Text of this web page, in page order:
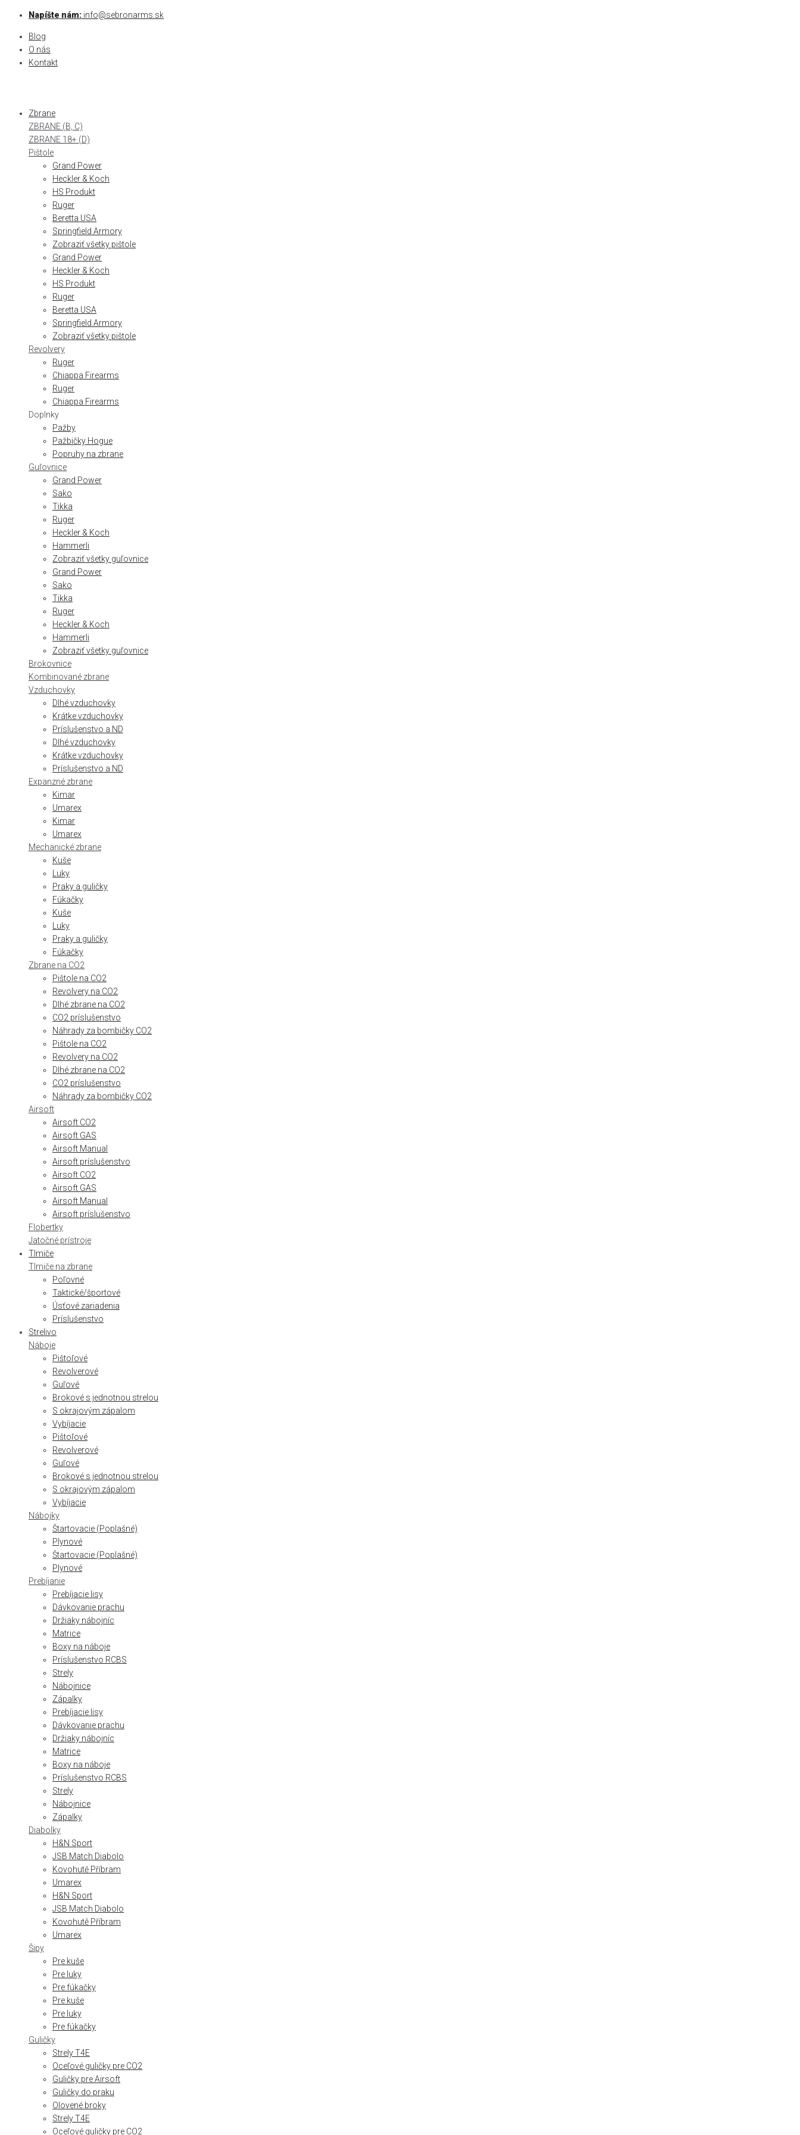
Skip
content
Napíšte nám: info@sebronarms.sk
Blog
O nás
Kontakt
Zbrane
ZBRANE (B, C)
ZBRANE 18+ (D)
Pištole
Grand Power
Heckler & Koch
HS Produkt
Ruger
Beretta USA
Springfield Armory
Zobraziť všetky pištole
Grand Power
Heckler & Koch
HS Produkt
Ruger
Beretta USA
Springfield Armory
Zobraziť všetky pištole
Revolvery
Ruger
Chiappa Firearms
Ruger
Chiappa Firearms
Doplnky
Pažby
Pažbičky Hogue
Popruhy na zbrane
Guľovnice
Grand Power
Sako
Tikka
Ruger
Heckler & Koch
Hammerli
Zobraziť všetky guľovnice
Grand Power
Sako
Tikka
Ruger
Heckler & Koch
Hammerli
Zobraziť všetky guľovnice
Brokovnice
Kombinované zbrane
Vzduchovky
Dlhé vzduchovky
Krátke vzduchovky
Príslušenstvo a ND
Dlhé vzduchovky
Krátke vzduchovky
Príslušenstvo a ND
Expanzné zbrane
Kimar
Umarex
Kimar
Umarex
Mechanické zbrane
Kuše
Luky
Praky a guličky
Fúkačky
Kuše
Luky
Praky a guličky
Fúkačky
Zbrane na CO2
Pištole na CO2
Revolvery na CO2
Dlhé zbrane na CO2
CO2 príslušenstvo
Náhrady za bombičky CO2
Pištole na CO2
Revolvery na CO2
Dlhé zbrane na CO2
CO2 príslušenstvo
Náhrady za bombičky CO2
Airsoft
Airsoft CO2
Airsoft GAS
Airsoft Manual
Airsoft príslušenstvo
Airsoft CO2
Airsoft GAS
Airsoft Manual
Airsoft príslušenstvo
Flobertky
Jatočné prístroje
Tlmiče
Tlmiče na zbrane
Poľovné
Taktické/športové
Úsťové zariadenia
Príslušenstvo
Strelivo
Náboje
Pištoľové
Revolverové
Guľové
Brokové s jednotnou strelou
S okrajovým zápalom
Vybíjacie
Pištoľové
Revolverové
Guľové
Brokové s jednotnou strelou
S okrajovým zápalom
Vybíjacie
Nábojky
Štartovacie (Poplašné)
Plynové
Štartovacie (Poplašné)
Plynové
Prebíjanie
Prebíjacie lisy
Dávkovanie prachu
Držiaky nábojníc
Matrice
Boxy na náboje
Príslušenstvo RCBS
Strely
Nábojnice
Zápalky
Prebíjacie lisy
Dávkovanie prachu
Držiaky nábojníc
Matrice
Boxy na náboje
Príslušenstvo RCBS
Strely
Nábojnice
Zápalky
Diabolky
H&N Sport
JSB Match Diabolo
Kovohutě Příbram
Umarex
H&N Sport
JSB Match Diabolo
Kovohutě Příbram
Umarex
Šipy
Pre kuše
Pre luky
Pre fúkačky
Pre kuše
Pre luky
Pre fúkačky
Guličky
Strely T4E
Oceľové guličky pre CO2
Guličky pre Airsoft
Guličky do praku
Olovené broky
Strely T4E
Oceľové guličky pre CO2